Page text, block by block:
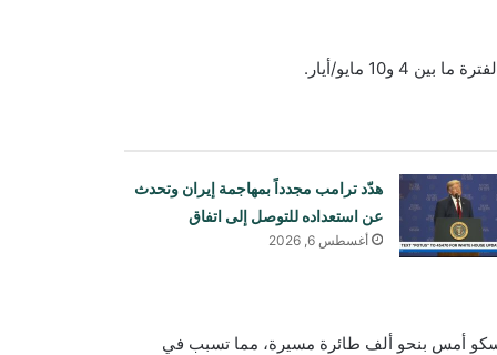
هدّد ترامب مجدداً بمهاجمة إيران وتحدث
عن استعداده للتوصل إلى اتفاق
أغسطس 6, 2026
أمس بنحو ألف طائرة مسيرة، مما تسبب في